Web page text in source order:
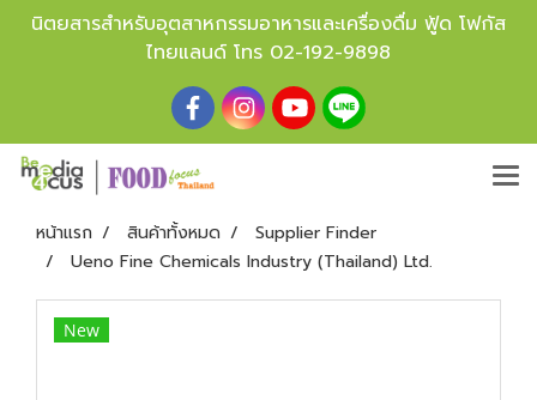
นิตยสารสำหรับอุตสาหกรรมอาหารและเครื่องดื่ม ฟู้ด โฟกัส
ไทยแลนด์ โทร 02-192-9898
หน้าแรก สินค้าทั้งหมด
Supplier Finder
Ueno Fine Chemicals Industry (Thailand) Ltd.
New